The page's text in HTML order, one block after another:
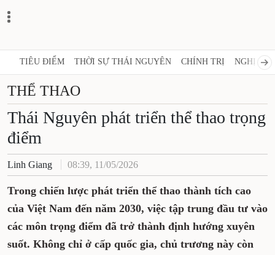
TIÊU ĐIỂM THỜI SỰ THÁI NGUYÊN CHÍNH TRỊ NGHỊ
THỂ THAO
Thái Nguyên phát triển thể thao trọng
điểm
Linh Giang 08:39, 11/05/2026
Trong chiến lược phát triển thể thao thành tích cao
của Việt Nam đến năm 2030, việc tập trung đầu tư vào
các môn trọng điểm đã trở thành định hướng xuyên
suốt. Không chỉ ở cấp quốc gia, chủ trương này còn